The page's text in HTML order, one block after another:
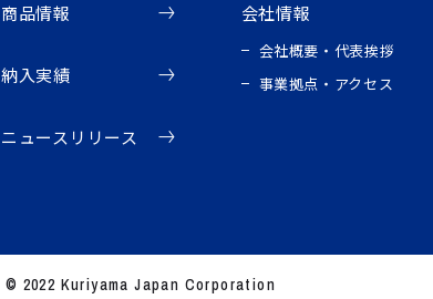
商品情報
納入実績
ニュースリリース
会社情報
会社概要・代表挨拶
事業拠点・アクセス
© 2022 Kuriyama Japan Corporation